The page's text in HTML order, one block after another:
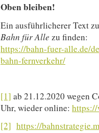
Oben bleiben!
Ein ausführlicherer Text
Bahn für Alle zu finden:
https://bahn-fuer-alle.de/
bahn-fernverkehr/
[1] ab 21.12.2020 wegen
Uhr, wieder online:
[2] https://